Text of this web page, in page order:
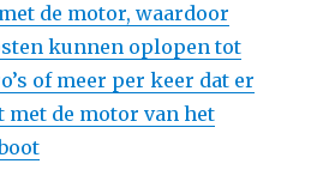
de motor, waardoor
kunnen oplopen tot
of meer per keer dat er
met de motor van het